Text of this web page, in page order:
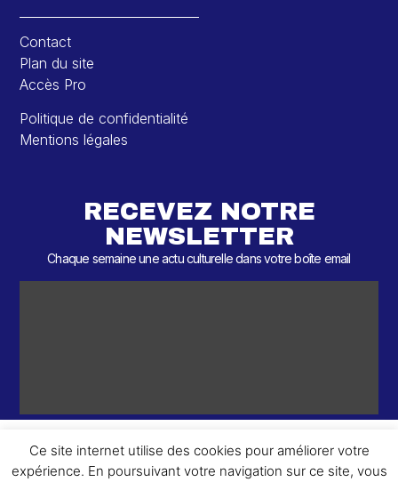
Contact
Plan du site
Accès Pro
Politique de confidentialité
Mentions légales
RECEVEZ NOTRE
NEWSLETTER
Chaque semaine une actu culturelle dans votre boîte email
Ce site internet utilise des cookies pour améliorer votre
expérience. En poursuivant votre navigation sur ce site, vous